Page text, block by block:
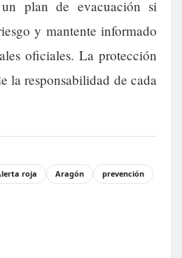
plan de evacuación si
y mantente informado
oficiales. La protección
la responsabilidad de cada
roja Aragón
prevención